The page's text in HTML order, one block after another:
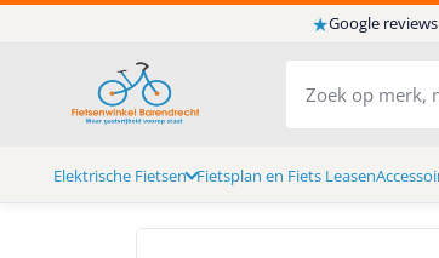
★Google
Elektrische Fietsen Fietsplan en Fiets Leasen